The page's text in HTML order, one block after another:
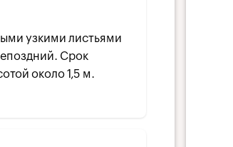
узкими листьями
Срок
около 1,5 м.